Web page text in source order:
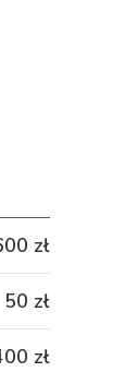
zł
50 zł
zł